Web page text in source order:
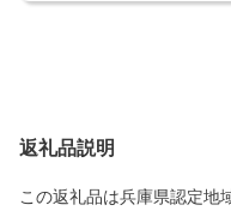
返礼品説明
この返礼品は兵庫県認定地